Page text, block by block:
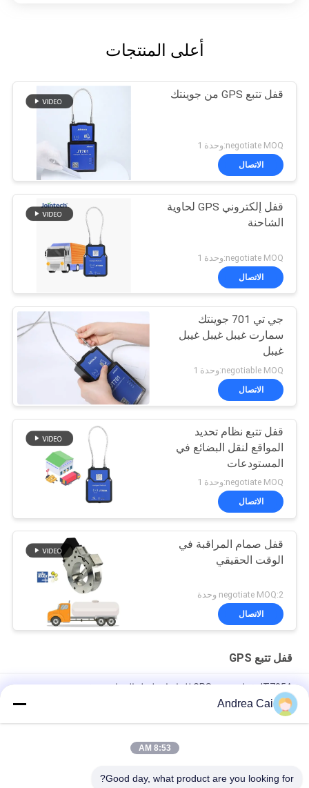
أعلى المنتجات
قفل تتبع GPS من جوينتك
negotiate MOQ:وحدة 1
الاتصال
قفل إلكتروني GPS لحاوية
الشاحنة
negotiate MOQ:وحدة 1
الاتصال
جي تي 701 جوينتك
سمارت غيبل غيبل غيبل
غيبل
negotiable MOQ:وحدة 1
الاتصال
قفل تتبع نظام تحديد
المواقع لنقل البضائع في
المستودعات
negotiate MOQ:وحدة 1
الاتصال
قفل صمام المراقبة في
الوقت الحقيقي
negotiate MOQ:2 وحدة
الاتصال
قفل تتبع GPS
JT705A قفل تعقب GPS للحاويات لنقل البضائع مع فتح عن بعد
بعد
جوينتك JT709A حاوية GPS تعقب القفل المقفل ضد الماء شاحنة فان
Andrea Cai
8:53 AM
Good day, what product are you looking for?